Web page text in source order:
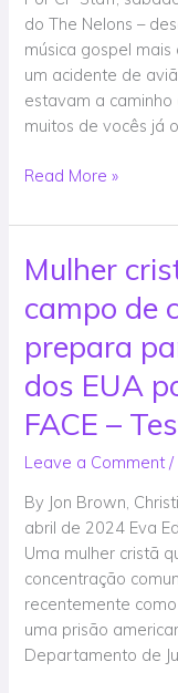
do The Nelons –
música gospel
um acidente de
estavam a caminho
muitos de vocês já
morrem
em
acidente
de
avião
Wyoming
Notícia
Read More »
Mulher
campo de
prepara
dos EUA
FACE –
Leave a Comment /
By Jon Brown,
abril de 2024 Eva
Uma mulher cristã
concentração
recentemente
uma prisão
Departamento de
Mulher
que
sobreviveu
a
campo
de
concentração
se
prepara
para
morrer
prisão
EUA
por